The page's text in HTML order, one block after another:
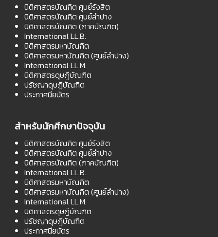
นิติศาสตรบัณฑิต ศูนย์รังสิต
นิติศาสตรบัณฑิต ศูนย์ลำปาง
นิติศาสตรบัณฑิต (ภาคบัณฑิต)
International LL.B.
นิติศาสตรมหาบัณฑิต
นิติศาสตรมหาบัณฑิต (ศูนย์ลำปาง)
International LL.M.
นิติศาสตรดุษฎีบัณฑิต
ปรัชญาดุษฎีบัณฑิต
ประกาศนียบัตร
สำหรับนักศึกษาปัจจุบัน
นิติศาสตรบัณฑิต ศูนย์รังสิต
นิติศาสตรบัณฑิต ศูนย์ลำปาง
นิติศาสตรบัณฑิต (ภาคบัณฑิต)
International LL.B.
นิติศาสตรมหาบัณฑิต
นิติศาสตรมหาบัณฑิต (ศูนย์ลำปาง)
International LL.M.
นิติศาสตรดุษฎีบัณฑิต
ปรัชญาดุษฎีบัณฑิต
ประกาศนียบัตร